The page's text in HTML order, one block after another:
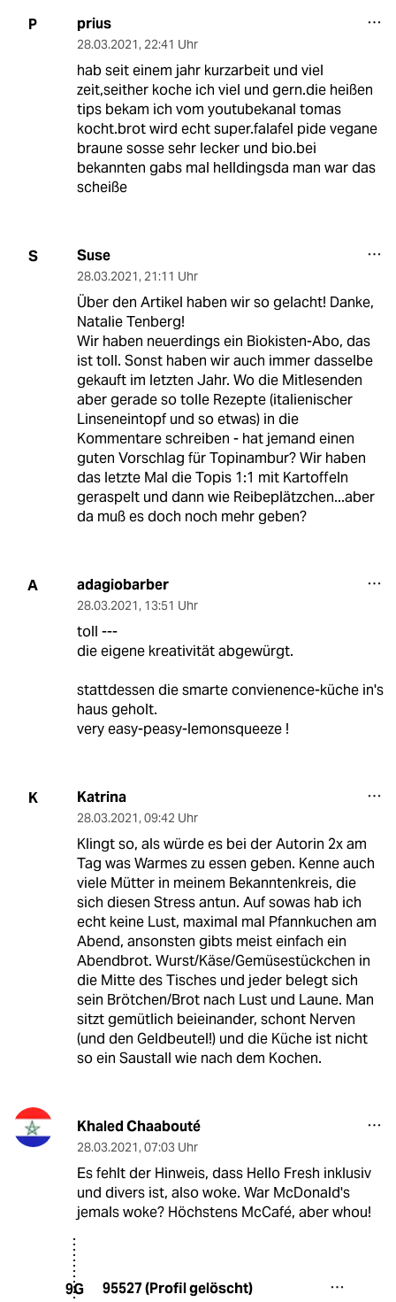
P prius
28.03.2021, 22:41 Uhr
hab seit einem jahr kurzarbeit und viel
zeit,seither koche ich viel und gern.die heißen
tips bekam ich vom youtubekanal tomas
kocht.brot wird echt super.falafel pide vegane
braune sosse sehr lecker und bio.bei
bekannten gabs mal helldingsda man war das
scheiße
S Suse
28.03.2021, 21:11 Uhr
Über den Artikel haben wir so gelacht! Danke,
Natalie Tenberg!
Wir haben neuerdings ein Biokisten-Abo, das
ist toll. Sonst haben wir auch immer dasselbe
gekauft im letzten Jahr. Wo die Mitlesenden
aber gerade so tolle Rezepte (italienischer
Linseneintopf und so etwas) in die
Kommentare schreiben - hat jemand einen
guten Vorschlag für Topinambur? Wir haben
das letzte Mal die Topis 1:1 mit Kartoffeln
geraspelt und dann wie Reibeplätzchen...aber
da muß es doch noch mehr geben?
A adagiobarber
28.03.2021, 13:51 Uhr
toll ---
die eigene kreativität abgewürgt.
stattdessen die smarte convienence-küche in's
haus geholt.
very easy-peasy-lemonsqueeze !
K Katrina
28.03.2021, 09:42 Uhr
Klingt so, als würde es bei der Autorin 2x am
Tag was Warmes zu essen geben. Kenne auch
viele Mütter in meinem Bekanntenkreis, die
sich diesen Stress antun. Auf sowas hab ich
echt keine Lust, maximal mal Pfannkuchen am
Abend, ansonsten gibts meist einfach ein
Abendbrot. Wurst/Käse/Gemüsestückchen in
die Mitte des Tisches und jeder belegt sich
sein Brötchen/Brot nach Lust und Laune. Man
sitzt gemütlich beieinander, schont Nerven
(und den Geldbeutel!) und die Küche ist nicht
so ein Saustall wie nach dem Kochen.
Khaled Chaabouté
28.03.2021, 07:03 Uhr
Es fehlt der Hinweis, dass Hello Fresh inklusiv
und divers ist, also woke. War McDonald's
jemals woke? Höchstens McCafé, aber whou!
9G 95527 (Profil gelöscht)